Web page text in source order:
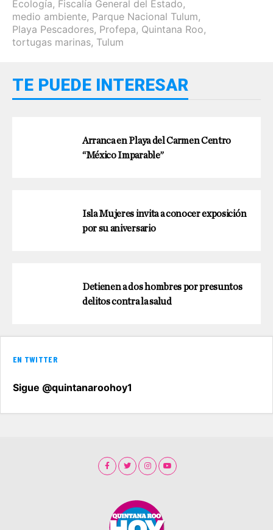
Ecología, Fiscalía General del Estado,
medio ambiente, Parque Nacional Tulum,
Playa Pescadores, Profepa, Quintana Roo,
tortugas marinas, Tulum
TE PUEDE INTERESAR
Arranca en Playa del Carmen Centro
“México Imparable”
Isla Mujeres invita a conocer exposición
por su aniversario
Detienen a dos hombres por presuntos
delitos contra la salud
EN TWITTER
Sigue @quintanaroohoy1